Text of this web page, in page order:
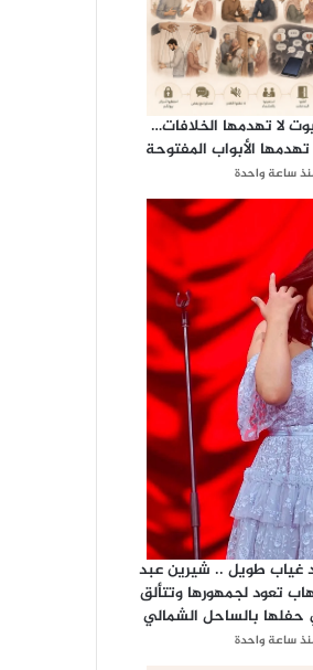
لا تهدمها الخلافات…
الأبواب المفتوحة
ساعة واحدة
غياب طويل .. شيرين عبد
تعود لجمهورها وتتألق
بالساحل الشمالي
ساعة واحدة